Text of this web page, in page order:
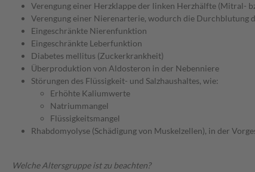
Verengung einer Herzklappe der linken Herzhälfte (Mitral-
Verengung einer Nierenarterie, wodurch die Durchblutung
Eingeschränkte Nierenfunktion
Eingeschränkte Leberfunktion
Diabetes mellitus (Zuckerkrankheit)
Überproduktion von Aldosteron in der Nebenniere
Störungen des Flüssigkeit- und Salzhaushaltes, wie:
Erhöhte Kaliumwerte
Natriummangel
Flüssigkeitsmangel
Rhabdomyolyse (Schädigung von Muskelzellen), in der
Welche Altersgruppe ist zu beachten?